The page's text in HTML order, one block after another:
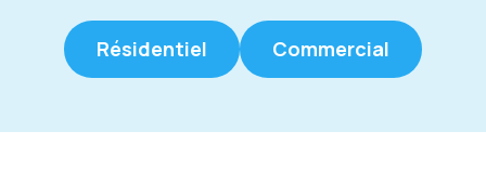
Résidentiel Commercial